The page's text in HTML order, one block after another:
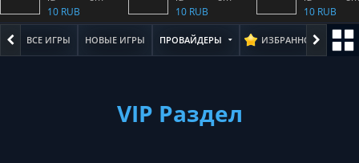
10 RUB
10 RUB
10 RUB
ВСЕ ИГРЫ НОВЫЕ ИГРЫ ПРОВАЙДЕРЫ ИЗБРАННОЕ
VIP Раздел